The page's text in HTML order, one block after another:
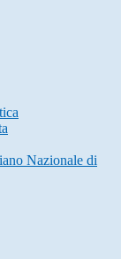
Nazionale di